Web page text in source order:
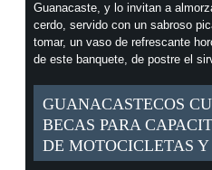
Guanacaste, y lo invitan a
cerdo, servido con un sabroso
tomar, un vaso de refrescante
de este banquete, de postre el
GUANACASTECOS
BECAS PARA
DE MOTOCICLETAS